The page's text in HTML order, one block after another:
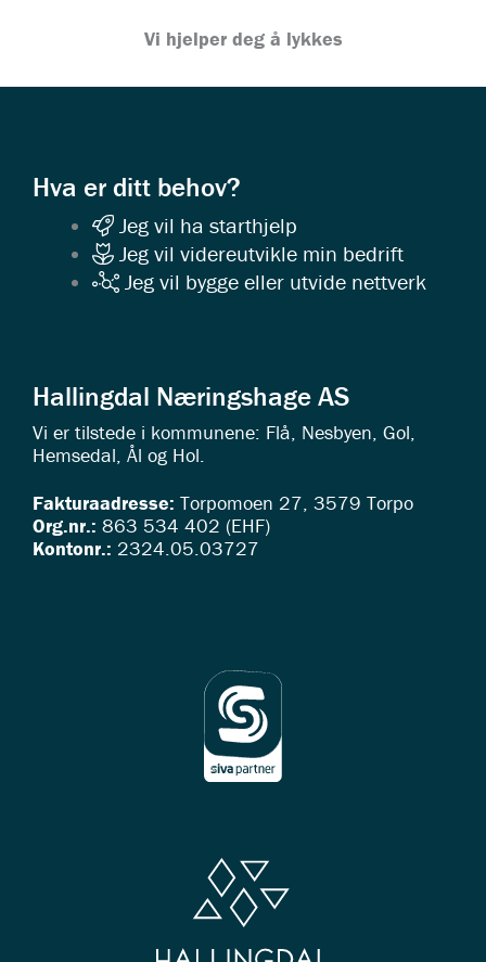
Vi hjelper deg å lykkes
Hva er ditt behov?
Jeg vil ha starthjelp
Jeg vil videreutvikle min bedrift
Jeg vil bygge eller utvide nettverk
Hallingdal Næringshage AS
Vi er tilstede i kommunene: Flå, Nesbyen, Gol,
Hemsedal, Ål og Hol.
Fakturaadresse: Torpomoen 27, 3579 Torpo
Org.nr.: 863 534 402 (EHF)
Kontonr.: 2324.05.03727